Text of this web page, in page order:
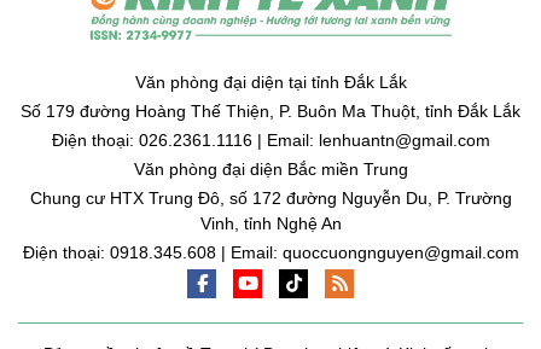
Văn phòng đại diện tại tỉnh Đắk Lắk
Số 179 đường Hoàng Thế Thiện, P. Buôn Ma Thuột, tỉnh Đắk Lắk
Điện thoại: 026.2361.1116 | Email: lenhuantn@gmail.com
Văn phòng đại diện Bắc miền Trung
Chung cư HTX Trung Đô, số 172 đường Nguyễn Du, P. Trường
Vinh, tỉnh Nghệ An
Điện thoại: 0918.345.608 | Email: quoccuongnguyen@gmail.com